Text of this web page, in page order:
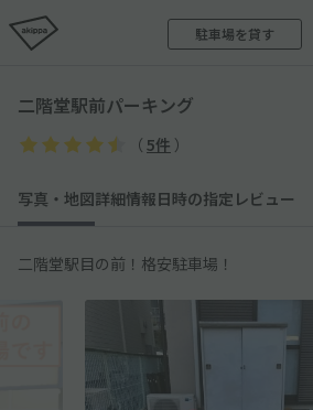
駐車場を貸す
二階堂駅前パーキング
（ 5件 ）
写真・地図詳細情報日時の指定 レビュー
二階堂駅目の前！格安駐車場！